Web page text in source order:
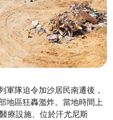
軍隊迫令加沙居民南遷後，
地區狂轟濫炸。當地時間上
療設施、位於汗尤尼斯